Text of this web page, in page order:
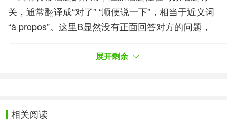
关，通常翻译成“对了” “顺便说一下”，相当于近义词
“à propos”。这里B显然没有正面回答对方的问题，
展开剩余
相关阅读